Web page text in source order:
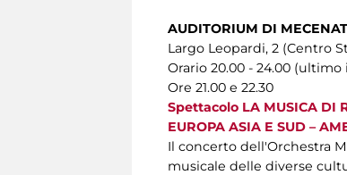
AUDITORIUM DI
Largo Leopardi, 2 (Centro
Orario 20.00 - 24.00 (ultimo
Ore 21.00 e 22.30
Spettacolo LA MUSICA DI
EUROPA ASIA E SUD –
Il concerto dell'Orchestra
musicale delle diverse